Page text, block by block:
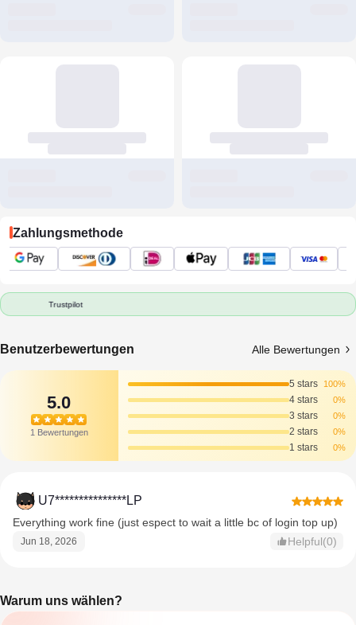
Zahlungsmethode
Trustpilot
Benutzerbewertungen Alle Bewertungen
5.0
1 Bewertungen
5 stars 100%
4 stars 0%
3 stars 0%
2 stars 0%
1 stars 0%
U7***************LP
Everything work fine (just espect to wait a little bc of login top up)
Jun 18, 2026 Helpful(0)
Warum uns wählen?